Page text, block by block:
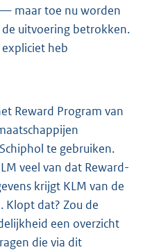
maar toe nu worden
uitvoering betrokken.
heb
Reward Program van
te gebruiken.
veel van dat Reward-
krijgt KLM van de
Klopt dat? Zou de
een overzicht
die via dit